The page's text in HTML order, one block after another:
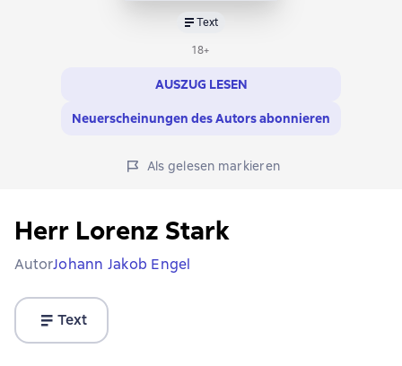
Text
18+
AUSZUG LESEN
Neuerscheinungen des Autors abonnieren
Als gelesen markieren
Herr Lorenz Stark
AutorJohann Jakob Engel
Text